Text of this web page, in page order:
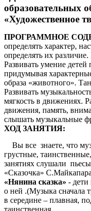
образовательных
«Художественное
ПРОГРАММНОЕ
определять характер,
определять их
Развивать умение
придумывая
образа «животного».
Развивать
мягкость в движениях.
движения, память,
слышать музыкальные
ХОД ЗАНЯТИЯ:
Вы все знаете, что
грустные,
занятиях слушали
«Сказочка»
«Нянина сказка» - дети
о ней .(Музыка сначала
в середине – плавная,
таинственная.